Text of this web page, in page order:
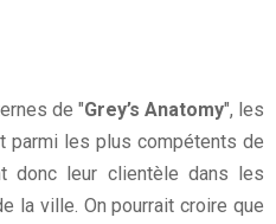
de "Grey’s Anatomy", les
parmi les plus compétents de
donc leur clientèle dans les
la ville. On pourrait croire que